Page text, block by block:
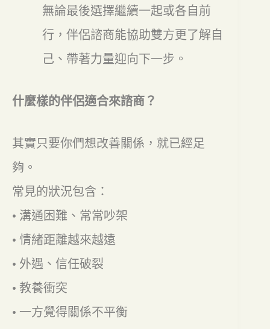
無論最後選擇繼續一起或各自前
行，伴侶諮商能協助雙方更了解自
己、帶著力量迎向下一步。
什麼樣的伴侶適合來諮商？
其實只要你們想改善關係，就已經足
夠。
常見的狀況包含：
• 溝通困難、常常吵架
• 情緒距離越來越遠
• 外遇、信任破裂
• 教養衝突
• 一方覺得關係不平衡